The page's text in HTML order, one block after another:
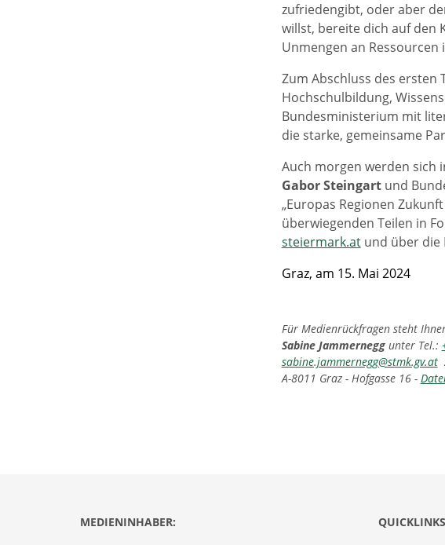
zufriedengibt, oder aber
willst, bereite dich auf den
Unmengen an Ressourcen
Zum Abschluss des ersten
Hochschulbildung,
Bundesministerium mit
die starke, gemeinsame
Auch morgen werden sich
Gabor Steingartund
„Europas Regionen
überwiegenden Teilen in
steiermark.atund über die
Graz, am 15. Mai 2024
Für Medienrückfragen steht
Sabine Jammernegg unter Tel.:
sabine.jammernegg@stmk.gv.at
A-8011 Graz - Hofgasse 16 -
MEDIENINHABER: